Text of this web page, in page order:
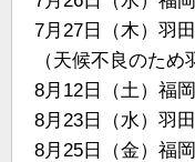
7月27日（木）羽
（天候不良のため
8月12日（土）福
8月23日（水）羽
8月25日（金）福